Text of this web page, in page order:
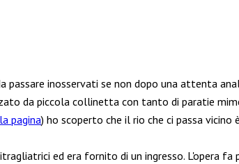
inosservati se non dopo una attenta
da piccola collinetta con tanto di paratie
pagina) ho scoperto che il rio che ci passa vicino
ed era fornito di un ingresso. L'opera